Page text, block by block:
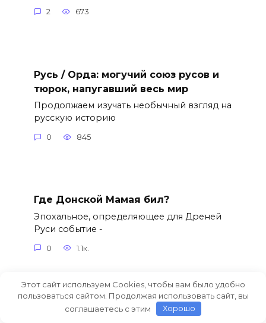
2 673
Русь / Орда: могучий союз русов и
тюрок, напугавший весь мир
Продолжаем изучать необычный взгляд на
русскую историю
0 845
Где Донской Мамая бил?
Эпохальное, определяющее для Дреней
Руси событие -
0 1.1к.
Новая Хронология. Перекрёсток
Этот сайт используем Cookies, чтобы вам было удобно
пользоваться сайтом. Продолжая использовать сайт, вы
соглашаетесь с этим
Хорошо